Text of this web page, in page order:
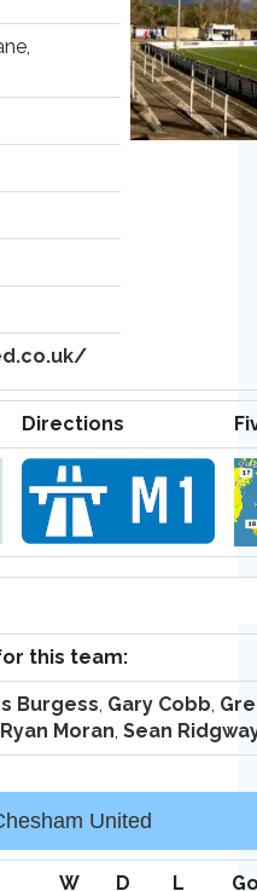
Directions
this team:
Burgess, Gary Cobb,
Ryan Moran, Sean
W D L